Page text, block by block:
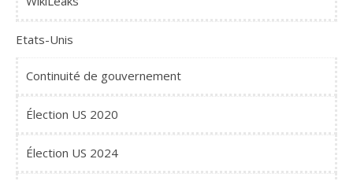
Etats-Unis
Continuité de gouvernement
Élection US 2020
Élection US 2024